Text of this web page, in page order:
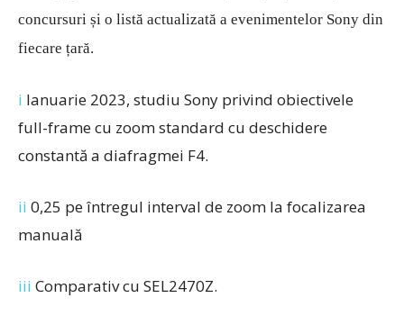
concursuri și o listă actualizată a evenimentelor Sony din
fiecare țară.
i Ianuarie 2023, studiu Sony privind obiectivele
full-frame cu zoom standard cu deschidere
constantă a diafragmei F4.
ii 0,25 pe întregul interval de zoom la focalizarea
manuală
iii Comparativ cu SEL2470Z.